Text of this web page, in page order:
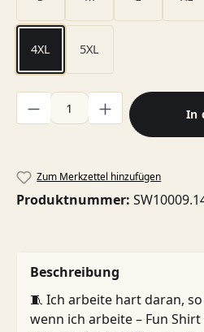
4XL 5XL
Produkt Anzahl: Gib den
In
Zum Merkzettel hinzufügen
Produktnummer:
Beschreibung
🧵 Ich arbeite hart daran,
wenn ich arbeite – Fun